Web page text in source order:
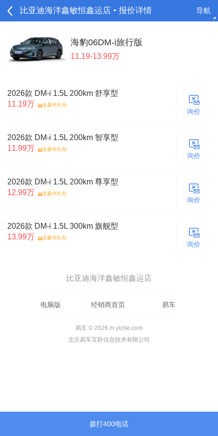
比亚迪海洋鑫敏恒鑫运店 • 报价详情 导航
海豹06DM-i旅行版
11.19-13.99万
2026款 DM-i 1.5L 200km 舒享型
11.19万
送豪华礼包
询价
2026款 DM-i 1.5L 200km 智享型
11.99万
送豪华礼包
询价
2026款 DM-i 1.5L 200km 尊享型
12.99万
送豪华礼包
询价
2026款 DM-i 1.5L 300km 旗舰型
13.99万
送豪华礼包
询价
拨打400电话
比亚迪海洋鑫敏恒鑫运店
电脑版 经销商首页 易车
易车 © 2026 m.yiche.com
北京易车互联信息技术有限公司